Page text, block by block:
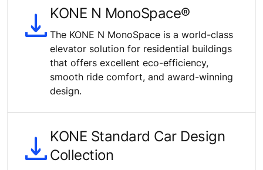
KONE N MonoSpace®
The KONE N MonoSpace is a world-class
elevator solution for residential buildings
that offers excellent eco-efficiency,
smooth ride comfort, and award-winning
design.
KONE Standard Car Design
Collection